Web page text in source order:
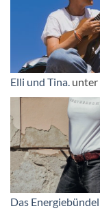
Elli und Tina. unter
Das Energiebündel